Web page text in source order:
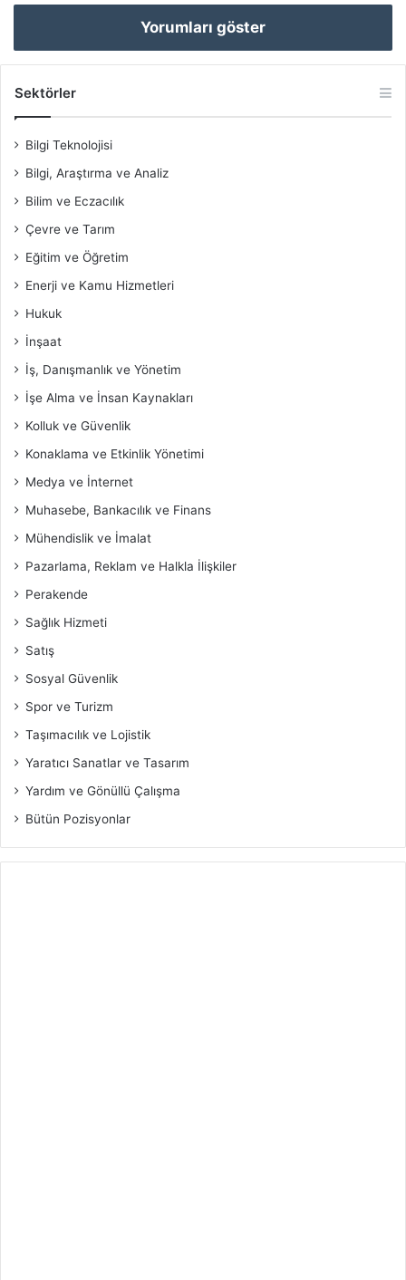
Yorumları göster
Sektörler
Bilgi Teknolojisi
Bilgi, Araştırma ve Analiz
Bilim ve Eczacılık
Çevre ve Tarım
Eğitim ve Öğretim
Enerji ve Kamu Hizmetleri
Hukuk
İnşaat
İş, Danışmanlık ve Yönetim
İşe Alma ve İnsan Kaynakları
Kolluk ve Güvenlik
Konaklama ve Etkinlik Yönetimi
Medya ve İnternet
Muhasebe, Bankacılık ve Finans
Mühendislik ve İmalat
Pazarlama, Reklam ve Halkla İlişkiler
Perakende
Sağlık Hizmeti
Satış
Sosyal Güvenlik
Spor ve Turizm
Taşımacılık ve Lojistik
Yaratıcı Sanatlar ve Tasarım
Yardım ve Gönüllü Çalışma
Bütün Pozisyonlar